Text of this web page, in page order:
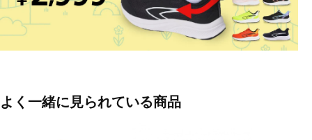
■メーカー型番：CC-8SW1066HP
よく一緒に見られている商品